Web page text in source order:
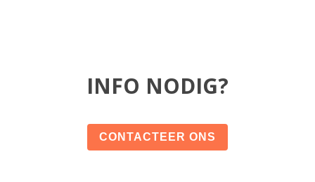
INFO NODIG?
CONTACTEER ONS